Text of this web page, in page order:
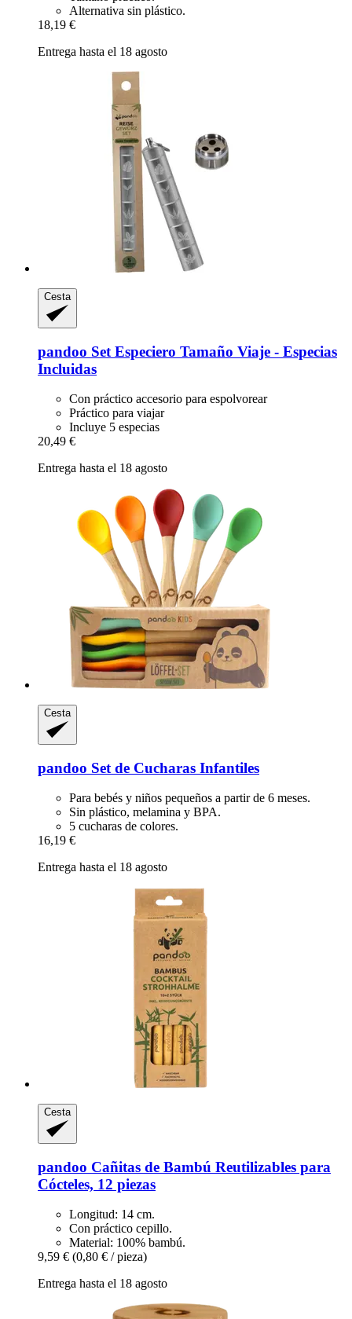
Alternativa sin plástico.
18,19 €
Entrega hasta el 18 agosto
Cesta
pandoo Set Especiero Tamaño Viaje -​ Especias
Incluidas
Con práctico accesorio para espolvorear
Práctico para viajar
Incluye 5 especias
20,49 €
Entrega hasta el 18 agosto
Cesta
pandoo Set de Cucharas Infantiles
Para bebés y niños pequeños a partir de 6 meses.
Sin plástico, melamina y BPA.
5 cucharas de colores.
16,19 €
Entrega hasta el 18 agosto
Cesta
pandoo Cañitas de Bambú Reutilizables para
Cócteles, 12 piezas
Longitud: 14 cm.
Con práctico cepillo.
Material: 100% bambú.
9,59 € (0,80 € / pieza)
Entrega hasta el 18 agosto